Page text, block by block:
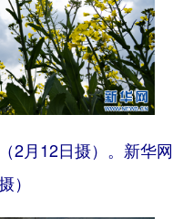
2月12日摄）。新华网
）